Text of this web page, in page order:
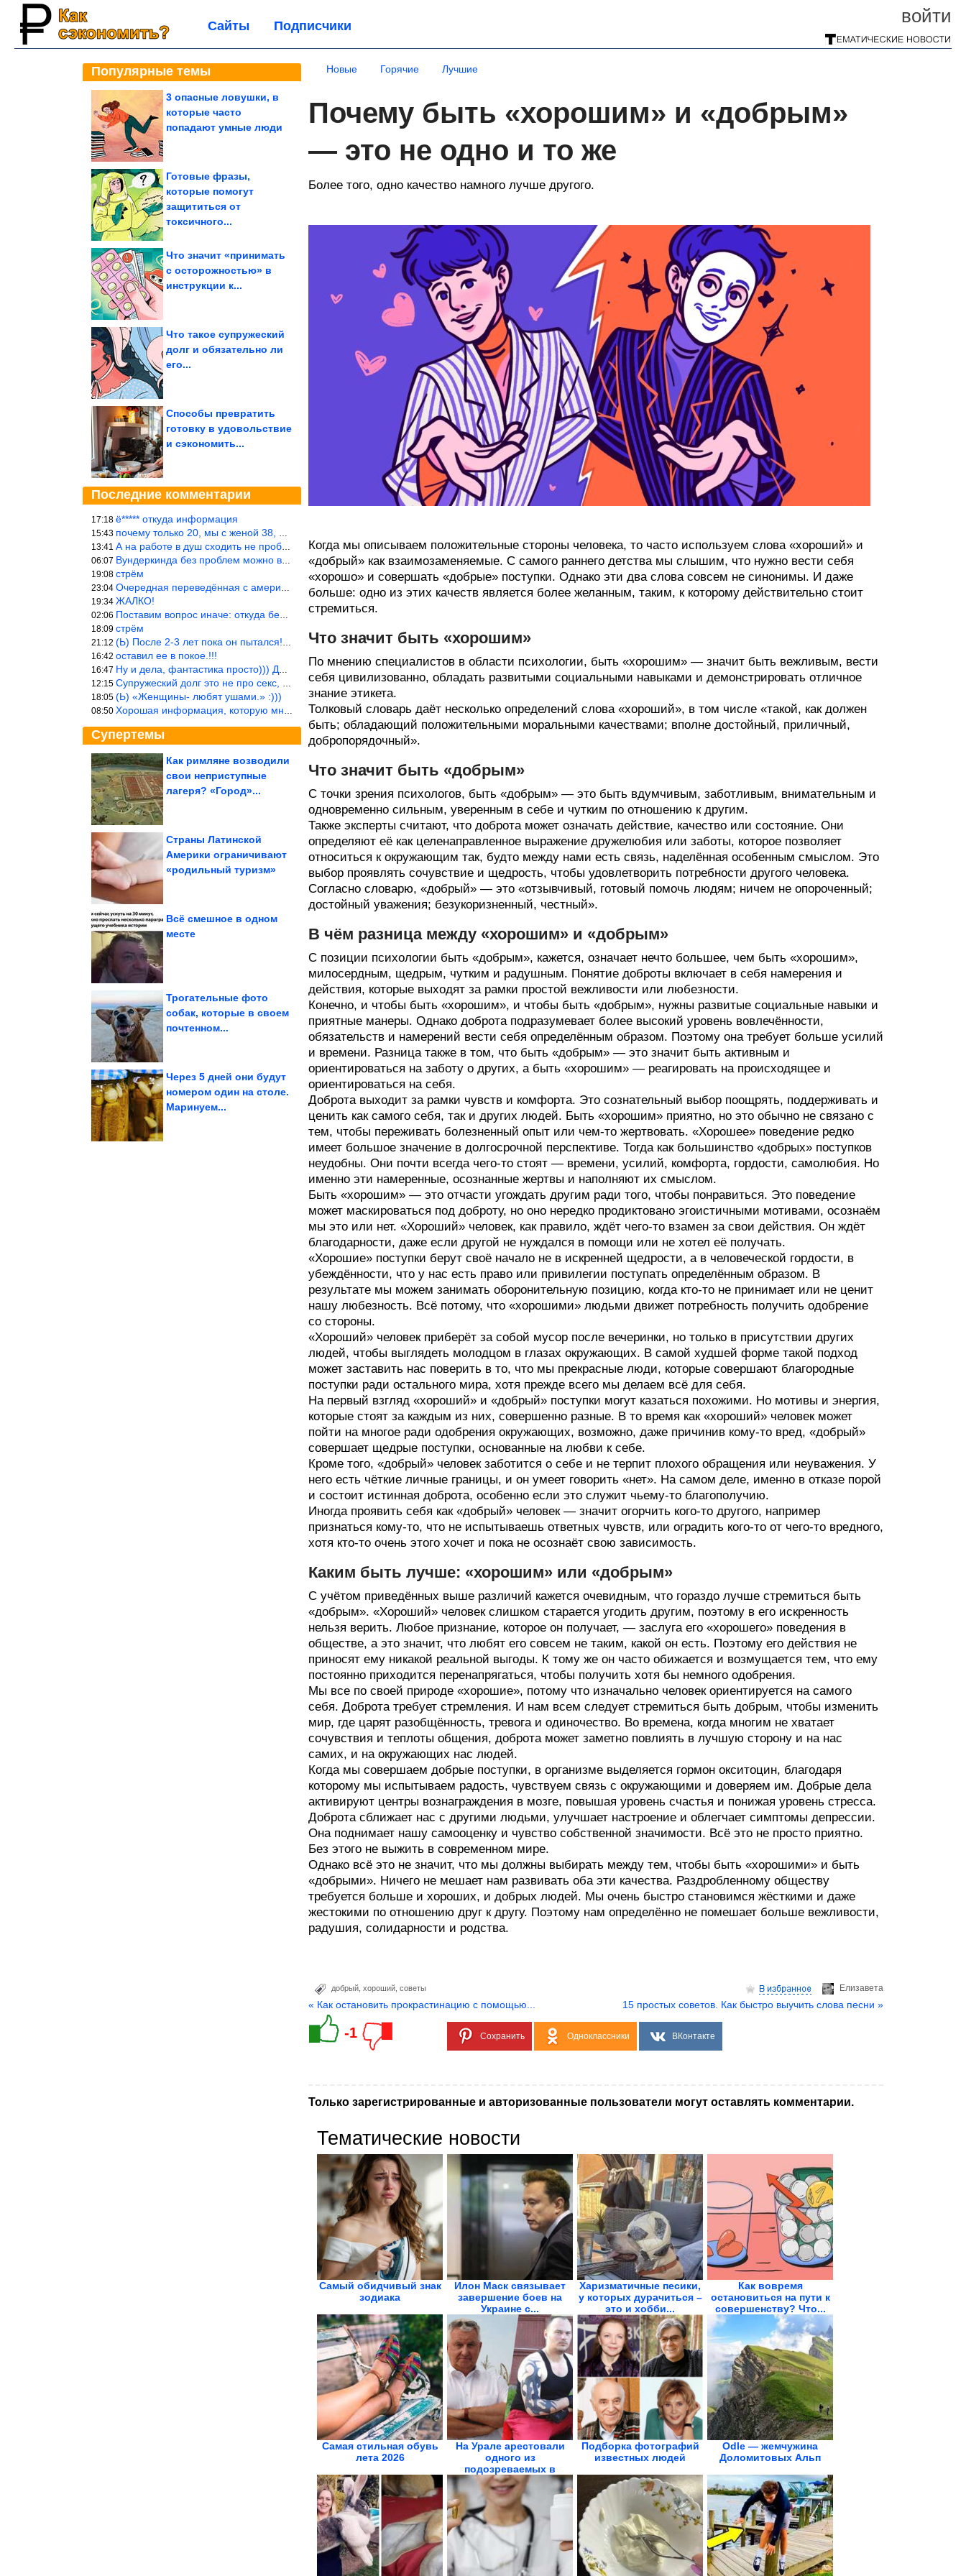
войти
Сайты Подписчики
Популярные темы
3 опасные ловушки, в
которые часто
попадают умные люди
Готовые фразы,
которые помогут
защититься от
токсичного...
Что значит «принимать
с осторожностью» в
инструкции к...
Что такое супружеский
долг и обязательно ли
его...
Способы превратить
готовку в удовольствие
и сэкономить...
Последние комментарии
17:18 ё***** откуда информация
15:43 почему только 20, мы с женой 38, называется ртутной свадьбой, гр
13:41 А на работе в душ сходить не пробовали?
06:07 Вундеркинда без проблем можно вырастить всего-то с максимально р
19:08 стрём
23:04 Очередная переведённая с американского статья. Не работает эта ф
19:34 ЖАЛКО!
02:06 Поставим вопрос иначе: откуда берётся столь зловредный феминизм?
18:09 стрём
21:12 (Ь) После 2-3 лет пока он пытался! :))) Учитывая, что кошки 10-1
16:42 оставил ее в покое.!!!
16:47 Ну и дела, фантастика просто))) Даже и добавить то нечего…
12:15 Супружеский долг это не про секс, это про Жизнь на Земле. Супруж
18:05 (Ь) «Женщины- любят ушами.» :)))
08:50 Хорошая информация, которую многим стоило бы взять на вооружение
Супертемы
Женские приколы дня.
Как римляне возводили
свои неприступные
лагеря? «Город»...
Страны Латинской
Америки ограничивают
«родильный туризм»
Всё смешное в одном
месте
Преображение старого
Трогательные фото
собак, которые в своем
почтенном...
меньше чем за 50
рублей
Через 5 дней они будут
номером один на столе.
Маринуем...
Новые Горячие Лучшие
Почему быть «хорошим» и «добрым»
— это не одно и то же
Более того, одно качество намного лучше другого.
Когда мы описываем положительные стороны человека, то часто используем слова «хороший» и
«добрый» как взаимозаменяемые. С самого раннего детства мы слышим, что нужно вести себя
«хорошо» и совершать «добрые» поступки. Однако эти два слова совсем не синонимы. И даже
больше: одно из этих качеств является более желанным, таким, к которому действительно стоит
стремиться.
Что значит быть «хорошим»
По мнению специалистов в области психологии, быть «хорошим» — значит быть вежливым, вести
себя цивилизованно, обладать развитыми социальными навыками и демонстрировать отличное
знание этикета.
Толковый словарь даёт несколько определений слова «хороший», в том числе «такой, как должен
быть; обладающий положительными моральными качествами; вполне достойный, приличный,
добропорядочный».
Что значит быть «добрым»
С точки зрения психологов, быть «добрым» — это быть вдумчивым, заботливым, внимательным и
одновременно сильным, уверенным в себе и чутким по отношению к другим.
Также эксперты считают, что доброта может означать действие, качество или состояние. Они
определяют её как целенаправленное выражение дружелюбия или заботы, которое позволяет
относиться к окружающим так, будто между нами есть связь, наделённая особенным смыслом. Это
выбор проявлять сочувствие и щедрость, чтобы удовлетворить потребности другого человека.
Согласно словарю, «добрый» — это «отзывчивый, готовый помочь людям; ничем не опороченный;
достойный уважения; безукоризненный, честный».
В чём разница между «хорошим» и «добрым»
С позиции психологии быть «добрым», кажется, означает нечто большее, чем быть «хорошим»,
милосердным, щедрым, чутким и радушным. Понятие доброты включает в себя намерения и
действия, которые выходят за рамки простой вежливости или любезности.
Конечно, и чтобы быть «хорошим», и чтобы быть «добрым», нужны развитые социальные навыки и
приятные манеры. Однако доброта подразумевает более высокий уровень вовлечённости,
обязательств и намерений вести себя определённым образом. Поэтому она требует больше усилий
и времени. Разница также в том, что быть «добрым» — это значит быть активным и
ориентироваться на заботу о других, а быть «хорошим» — реагировать на происходящее и
ориентироваться на себя.
Доброта выходит за рамки чувств и комфорта. Это сознательный выбор поощрять, поддерживать и
ценить как самого себя, так и других людей. Быть «хорошим» приятно, но это обычно не связано с
тем, чтобы переживать болезненный опыт или чем‑то жертвовать. «Хорошее» поведение редко
имеет большое значение в долгосрочной перспективе. Тогда как большинство «добрых» поступков
неудобны. Они почти всегда чего‑то стоят — времени, усилий, комфорта, гордости, самолюбия. Но
именно эти намеренные, осознанные жертвы и наполняют их смыслом.
Быть «хорошим» — это отчасти угождать другим ради того, чтобы понравиться. Это поведение
может маскироваться под доброту, но оно нередко продиктовано эгоистичными мотивами, осознаём
мы это или нет. «Хороший» человек, как правило, ждёт чего‑то взамен за свои действия. Он ждёт
благодарности, даже если другой не нуждался в помощи или не хотел её получать.
«Хорошие» поступки берут своё начало не в искренней щедрости, а в человеческой гордости, в
убеждённости, что у нас есть право или привилегии поступать определённым образом. В
результате мы можем занимать оборонительную позицию, когда кто‑то не принимает или не ценит
нашу любезность. Всё потому, что «хорошими» людьми движет потребность получить одобрение
со стороны.
«Хороший» человек приберёт за собой мусор после вечеринки, но только в присутствии других
людей, чтобы выглядеть молодцом в глазах окружающих. В самой худшей форме такой подход
может заставить нас поверить в то, что мы прекрасные люди, которые совершают благородные
поступки ради остального мира, хотя прежде всего мы делаем всё для себя.
На первый взгляд «хороший» и «добрый» поступки могут казаться похожими. Но мотивы и энергия,
которые стоят за каждым из них, совершенно разные. В то время как «хороший» человек может
пойти на многое ради одобрения окружающих, возможно, даже причинив кому‑то вред, «добрый»
совершает щедрые поступки, основанные на любви к себе.
Кроме того, «добрый» человек заботится о себе и не терпит плохого обращения или неуважения. У
него есть чёткие личные границы, и он умеет говорить «нет». На самом деле, именно в отказе порой
и состоит истинная доброта, особенно если это служит чьему‑то благополучию.
Иногда проявить себя как «добрый» человек — значит огорчить кого‑то другого, например
признаться кому‑то, что не испытываешь ответных чувств, или оградить кого‑то от чего‑то вредного,
хотя кто‑то очень этого хочет и пока не осознаёт свою зависимость.
Каким быть лучше: «хорошим» или «добрым»
С учётом приведённых выше различий кажется очевидным, что гораздо лучше стремиться быть
«добрым». «Хороший» человек слишком старается угодить другим, поэтому в его искренность
нельзя верить. Любое признание, которое он получает, — заслуга его «хорошего» поведения в
обществе, а это значит, что любят его совсем не таким, какой он есть. Поэтому его действия не
приносят ему никакой реальной выгоды. К тому же он часто обижается и возмущается тем, что ему
постоянно приходится перенапрягаться, чтобы получить хотя бы немного одобрения.
Мы все по своей природе «хорошие», потому что изначально человек ориентируется на самого
себя. Доброта требует стремления. И нам всем следует стремиться быть добрым, чтобы изменить
мир, где царят разобщённость, тревога и одиночество. Во времена, когда многим не хватает
сочувствия и теплоты общения, доброта может заметно повлиять в лучшую сторону и на нас
самих, и на окружающих нас людей.
Когда мы совершаем добрые поступки, в организме выделяется гормон окситоцин, благодаря
которому мы испытываем радость, чувствуем связь с окружающими и доверяем им. Добрые дела
активируют центры вознаграждения в мозге, повышая уровень счастья и понижая уровень стресса.
Доброта сближает нас с другими людьми, улучшает настроение и облегчает симптомы депрессии.
Она поднимает нашу самооценку и чувство собственной значимости. Всё это не просто приятно.
Без этого не выжить в современном мире.
Однако всё это не значит, что мы должны выбирать между тем, чтобы быть «хорошими» и быть
«добрыми». Ничего не мешает нам развивать оба эти качества. Раздробленному обществу
требуется больше и хороших, и добрых людей. Мы очень быстро становимся жёсткими и даже
жестокими по отношению друг к другу. Поэтому нам определённо не помешает больше вежливости,
радушия, солидарности и родства.
Елизаветa
добрый хороший советы
« Как остановить прокрастинацию с помощью... 15 простых советов. Как быстро выучить слова песни »
-1 Сохранить Одноклассники ВКонтакте
Только зарегистрированные и авторизованные пользователи могут оставлять комментарии.
Тематические новости
Самый обидчивый знак
зодиака
Илон Маск связывает
завершение боев на
Украине с...
Харизматичные песики,
у которых дурачиться –
это и хобби...
Как вовремя
остановиться на пути к
совершенству? Что...
Самая стильная обувь
лета 2026
На Урале арестовали
одного из
подозреваемых в
избиении...
Подборка фотографий
известных людей
Odle — жемчужина
Доломитовых Альп